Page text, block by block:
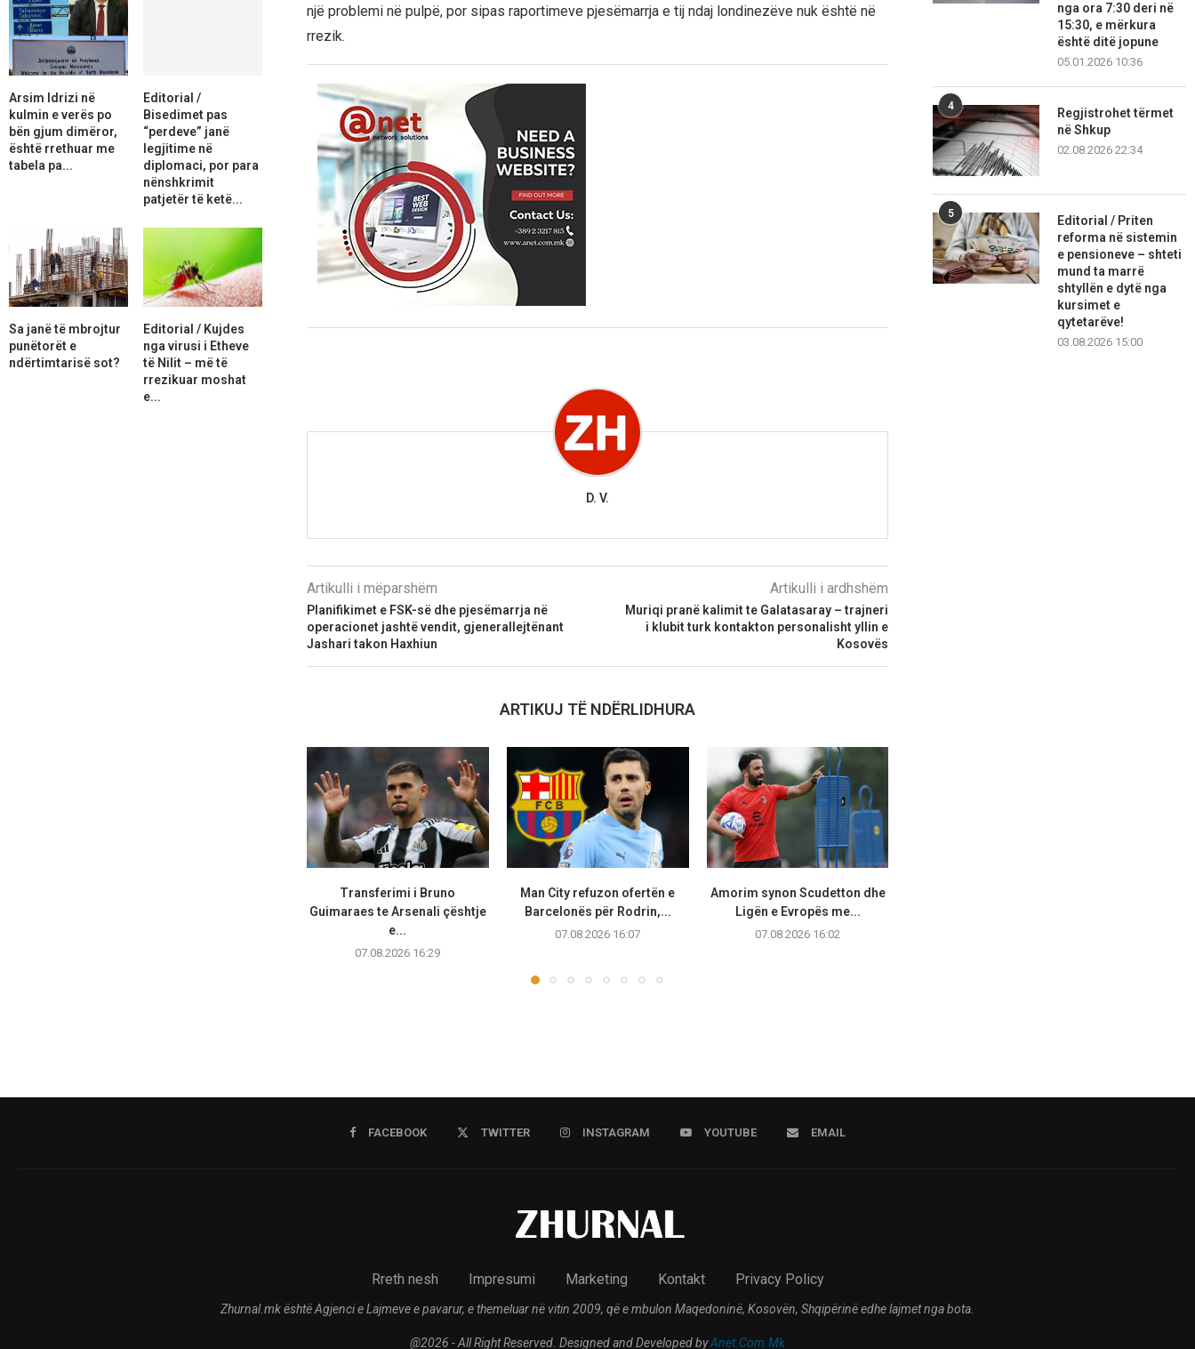
një problemi në pulpë, por sipas raportimeve pjesëmarrja e tij ndaj londinezëve nuk është në
rrezik.
D. V.
Artikulli i mëparshëm
Planifikimet e FSK-së dhe pjesëmarrja në
operacionet jashtë vendit, gjenerallejtënant
Jashari takon Haxhiun
Artikulli i ardhshëm
Muriqi pranë kalimit te Galatasaray – trajneri
i klubit turk kontakton personalisht yllin e
Kosovës
ARTIKUJ TË NDËRLIDHURA
Transferimi i Bruno
Guimaraes te Arsenali çështje
e...
07.08.2026 16:29
Man City refuzon ofertën e
Barcelonës për Rodrin,...
07.08.2026 16:07
Amorim synon Scudetton dhe
Ligën e Evropës me...
07.08.2026 16:02
nga ora 7:30 deri në
15:30, e mërkura
është ditë jopune
05.01.2026 10:36
4
Regjistrohet tërmet
në Shkup
02.08.2026 22:34
5
Editorial / Priten
reforma në sistemin
e pensioneve – shteti
mund ta marrë
shtyllën e dytë nga
kursimet e
qytetarëve!
03.08.2026 15:00
Arsim Idrizi në
kulmin e verës po
bën gjum dimëror,
është rrethuar me
tabela pa...
Editorial /
Bisedimet pas
“perdeve” janë
legjitime në
diplomaci, por para
nënshkrimit
patjetër të ketë...
Sa janë të mbrojtur
punëtorët e
ndërtimtarisë sot?
Editorial / Kujdes
nga virusi i Etheve
të Nilit – më të
rrezikuar moshat
e...
FACEBOOK TWITTER INSTAGRAM YOUTUBE EMAIL
Rreth nesh Impresumi Marketing Kontakt Privacy Policy
Zhurnal.mk është Agjenci e Lajmeve e pavarur, e themeluar në vitin 2009, që e mbulon Maqedoninë, Kosovën, Shqipërinë edhe lajmet nga bota.
@2026 - All Right Reserved. Designed and Developed byAnet.Com.Mk